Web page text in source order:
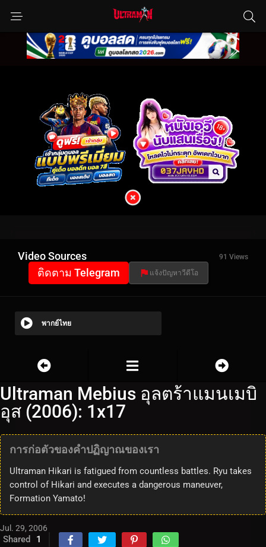
Video Sources 91 Views
ติดตาม Telegram แจ้งปัญหาวีดีโอ
พากย์ไทย
Ultraman Mebius อุลตร้าแมนเมบิ
อุส (2006): 1x17
การก่อตัวของคำปฏิญาณของเรา
Ultraman Hikari is fatigued from countless battles. Ryu takes
control of Hikari and executes a dangerous maneuver,
Formation Yamato!
Jul. 29, 2006
Shared 1